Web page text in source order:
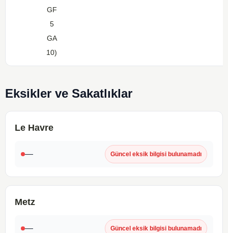
GF
5
GA
10)
Eksikler ve Sakatlıklar
Le Havre
— Güncel eksik bilgisi bulunamadı
Metz
— Güncel eksik bilgisi bulunamadı